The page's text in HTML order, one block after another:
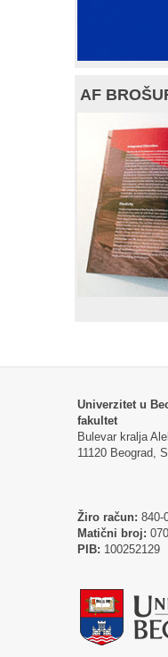
AF
Univerzitet u
fakultet
Bulevar kralja
11120 Beograd,
Žiro račun: 840-
Matični broj:
PIB: 100252129